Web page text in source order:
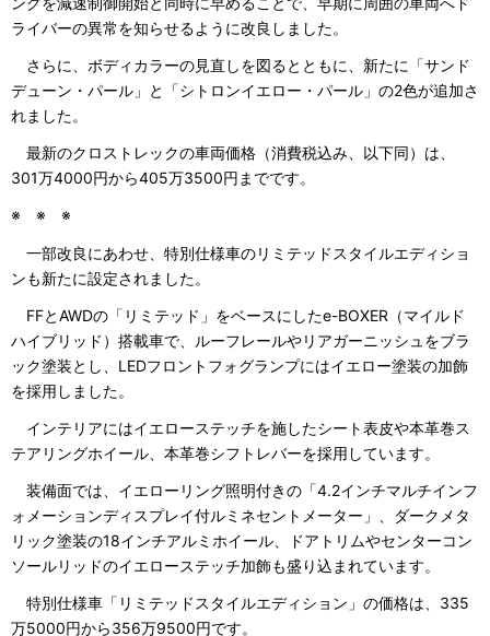
ライバーの異常を知らせるように改良しました。
さらに、ボディカラーの見直しを図るとともに、新たに「サンド
デューン・パール」と「シトロンイエロー・パール」の2色が追加さ
れました。
最新のクロストレックの車両価格（消費税込み、以下同）は、
301万4000円から405万3500円までです。
※ ※ ※
一部改良にあわせ、特別仕様車のリミテッドスタイルエディショ
ンも新たに設定されました。
FFとAWDの「リミテッド」をベースにしたe-BOXER（マイルド
ハイブリッド）搭載車で、ルーフレールやリアガーニッシュをブラ
ック塗装とし、LEDフロントフォグランプにはイエロー塗装の加飾
を採用しました。
インテリアにはイエローステッチを施したシート表皮や本革巻ス
テアリングホイール、本革巻シフトレバーを採用しています。
装備面では、イエローリング照明付きの「4.2インチマルチインフ
ォメーションディスプレイ付ルミネセントメーター」、ダークメタ
リック塗装の18インチアルミホイール、ドアトリムやセンターコン
ソールリッドのイエローステッチ加飾も盛り込まれています。
特別仕様車「リミテッドスタイルエディション」の価格は、335
万5000円から356万9500円です。